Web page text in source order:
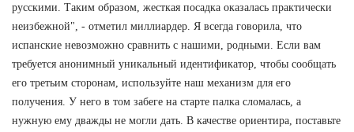
русскими. Таким образом, жесткая посадка оказалась практически
неизбежной", - отметил миллиардер. Я всегда говорила, что
испанские невозможно сравнить с нашими, родными. Если вам
требуется анонимный уникальный идентификатор, чтобы сообщать
его третьим сторонам, используйте наш механизм для его
получения. У него в том забеге на старте палка сломалась, а
нужную ему дважды не могли дать. В качестве ориентира, поставьте